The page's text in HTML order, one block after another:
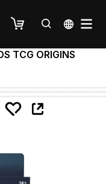
TCG ORIGINS